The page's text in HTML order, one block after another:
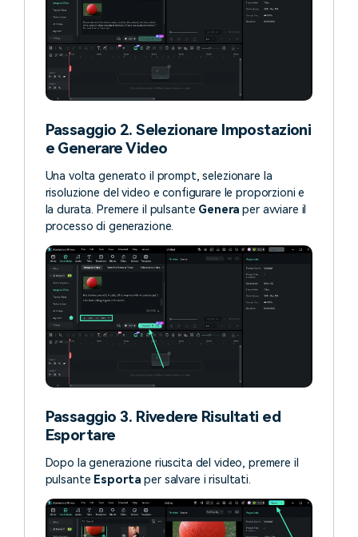
Passaggio 2. Selezionare Impostazioni
e Generare Video
Una volta generato il prompt, selezionare la
risoluzione del video e configurare le proporzioni e
la durata. Premere il pulsante Genera per avviare il
processo di generazione.
Passaggio 3. Rivedere Risultati ed
Esportare
Dopo la generazione riuscita del video, premere il
pulsante Esporta per salvare i risultati.